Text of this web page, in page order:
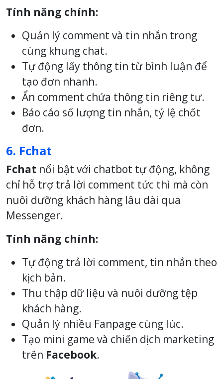
Tính năng chính:
Quản lý comment và tin nhắn trong
cùng khung chat.
Tự động lấy thông tin từ bình luận để
tạo đơn nhanh.
Ẩn comment chứa thông tin riêng tư.
Báo cáo số lượng tin nhắn, tỷ lệ chốt
đơn.
6. Fchat
Fchat nổi bật với chatbot tự động, không
chỉ hỗ trợ trả lời comment tức thì mà còn
nuôi dưỡng khách hàng lâu dài qua
Messenger.
Tính năng chính:
Tự động trả lời comment, tin nhắn theo
kịch bản.
Thu thập dữ liệu và nuôi dưỡng tệp
khách hàng.
Quản lý nhiều Fanpage cùng lúc.
Tạo mini game và chiến dịch marketing
trên Facebook.